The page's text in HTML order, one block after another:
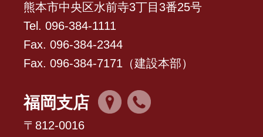
熊本市中央区水前寺3丁目3番25号
Tel. 096-384-1111
Fax. 096-384-2344
Fax. 096-384-7171（建設本部）
福岡支店
〒812-0016